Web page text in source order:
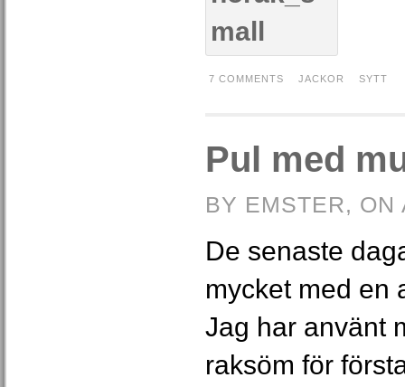
7 COMMENTS JACKOR SYTT
Pul med
BY EMSTER, ON
De senaste
mycket med en
Jag har använt
raksöm för